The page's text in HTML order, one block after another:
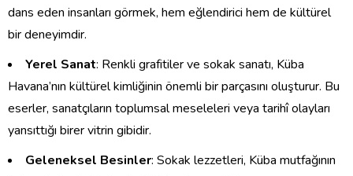
dans eden insanları görmek, hem eğlendirici hem de kültürel
bir deneyimdir.
Yerel Sanat: Renkli grafitiler ve sokak sanatı, Küba
Havana’nın kültürel kimliğinin önemli bir parçasını oluşturur. Bu
eserler, sanatçıların toplumsal meseleleri veya tarihî olayları
yansıttığı birer vitrin gibidir.
Geleneksel Besinler: Sokak lezzetleri, Küba mutfağının